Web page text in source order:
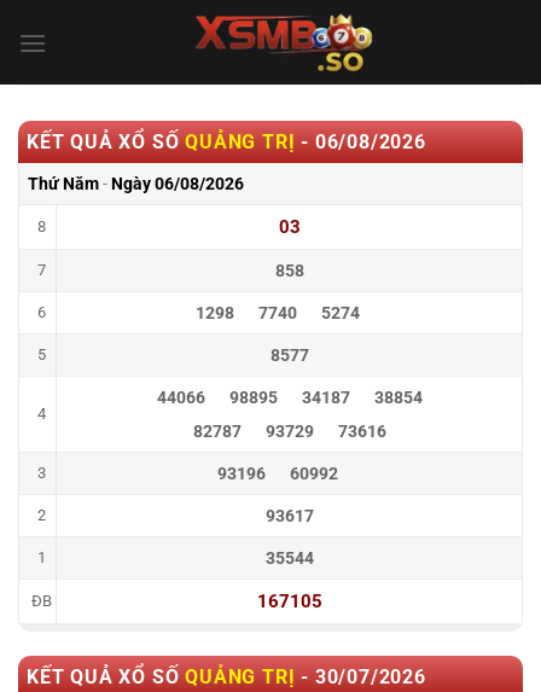
qua
KẾT QUẢ XỔ SỐQUẢNG TRỊ - 06/08/2026
Thứ Năm-Ngày06/08/2026
8 03
7 858
6 1298 7740 5274
5 8577
4
44066 98895 34187
38854
82787
93729 73616
3 93196 60992
2 93617
1 35544
ĐB 167105
KẾT QUẢ XỔ SỐQUẢNG TRỊ - 30/07/2026